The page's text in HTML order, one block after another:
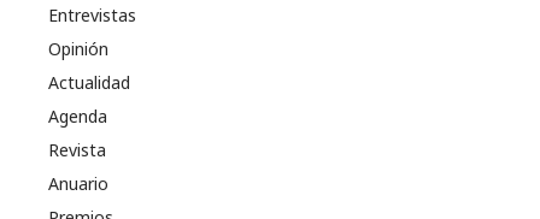
Entrevistas
Opinión
Actualidad
Agenda
Revista
Anuario